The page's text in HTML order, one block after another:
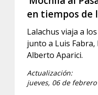
en tiempos de
Lalachus viaja a
junto a Luis Fabra,
Alberto Aparici.
Actualización:
jueves, 06 de febrero